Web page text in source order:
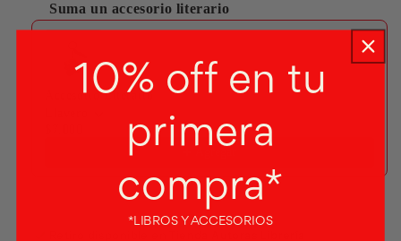
Suma un accesorio literario
Use the Previous and Next buttons to navigate through
Accesorio Literario
10% off en tu
primera
compra*
*LIBROS Y ACCESORIOS